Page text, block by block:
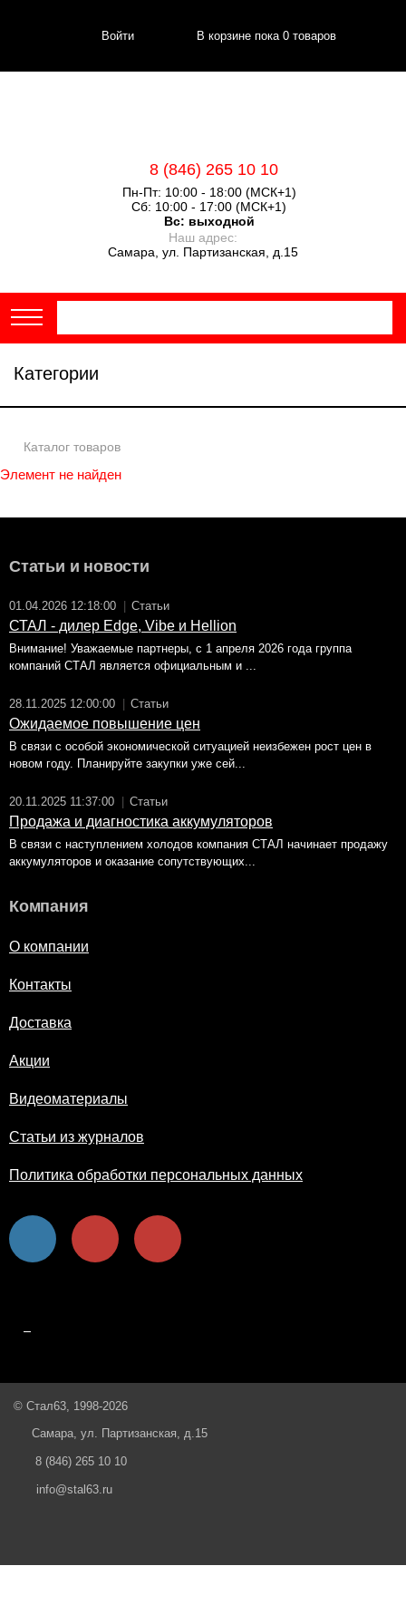
Войти В корзине пока 0товаров
8 (846) 265 10 10
Пн-Пт: 10:00 - 18:00 (МСК+1)
Сб: 10:00 - 17:00 (МСК+1)
Вс: выходной
Наш адрес:
Самара, ул. Партизанская, д.15
Категории
Каталог товаров
Элемент не найден
Статьи и новости
01.04.2026 12:18:00 Статьи
СТАЛ - дилер Edge, Vibe и Hellion
Внимание! Уважаемые партнеры, с 1 апреля 2026 года группа
компаний СТАЛ является официальным и ...
28.11.2025 12:00:00 Статьи
Ожидаемое повышение цен
В связи с особой экономической ситуацией неизбежен рост цен в
новом году. Планируйте закупки уже сей...
20.11.2025 11:37:00 Статьи
Продажа и диагностика аккумуляторов
В связи с наступлением холодов компания СТАЛ начинает продажу
аккумуляторов и оказание сопутствующих...
Компания
О компании
Контакты
Доставка
Акции
Видеоматериалы
Статьи из журналов
Политика обработки персональных данных
© Стал63, 1998-2026
Самара, ул. Партизанская, д.15
8 (846) 265 10 10
info@stal63.ru